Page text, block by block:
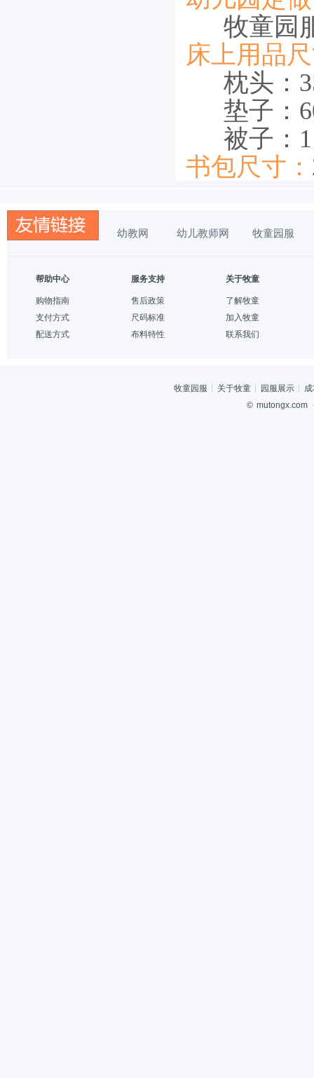
牧童园
床上用品
枕头：
垫子：
被子：
书包尺寸：
幼教网 幼儿教师网 牧童园服
帮助中心
购物指南
支付方式
配送方式
服务支持
售后政策
尺码标准
布料特性
关于牧童
了解牧童
加入牧童
联系我们
牧童园服 关于牧童 园服展示
© mutongx.com